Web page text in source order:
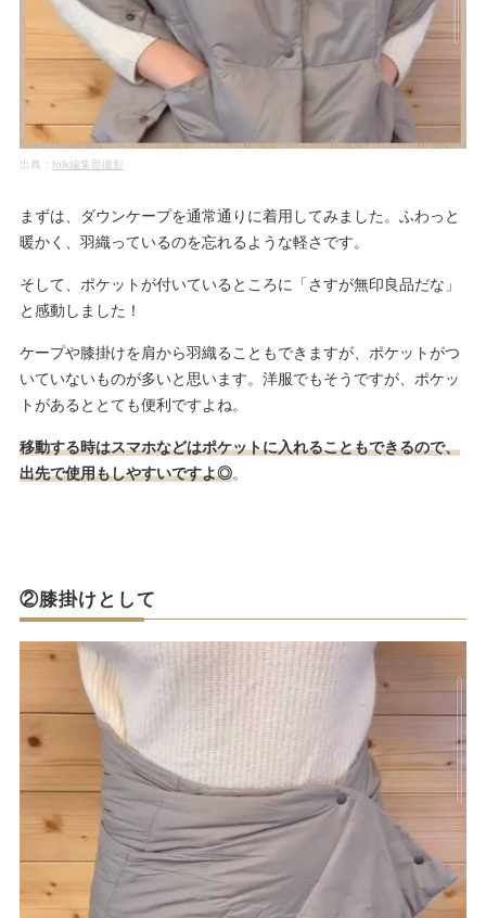
出典： folk編集部撮影
まずは、ダウンケープを通常通りに着用してみました。ふわっと
暖かく、羽織っているのを忘れるような軽さです。
そして、ポケットが付いているところに「さすが無印良品だな」
と感動しました！
ケープや膝掛けを肩から羽織ることもできますが、ポケットがつ
いていないものが多いと思います。洋服でもそうですが、ポケッ
トがあるととても便利ですよね。
移動する時はスマホなどはポケットに入れることもできるので、
出先で使用もしやすいですよ◎。
②膝掛けとして